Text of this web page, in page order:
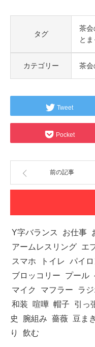
タグ
茶会
と
カテゴリー 茶会
Tweet
Pocket
前の記事
Y字バランス お仕事
アームレスリング エ
スマホ
トイレ パイ
ブロッコリー
プール
マイク
マフラー ラ
和装
喧嘩 帽子 引っ
史
腕組み 薔薇 豆まき
り
飲む